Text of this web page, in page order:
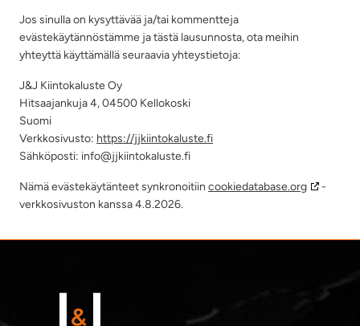
Jos sinulla on kysyttävää ja/tai kommentteja
evästekäytännöstämme ja tästä lausunnosta, ota meihin
yhteyttä käyttämällä seuraavia yhteystietoja:
J&J Kiintokaluste Oy
Hitsaajankuja 4, 04500 Kellokoski
Suomi
Verkkosivusto: https://jjkiintokaluste.fi
Sähköposti: info@jjkiintokaluste.fi
Nämä evästekäytänteet synkronoitiin cookiedatabase.org
-
verkkosivuston kanssa 4.8.2026.